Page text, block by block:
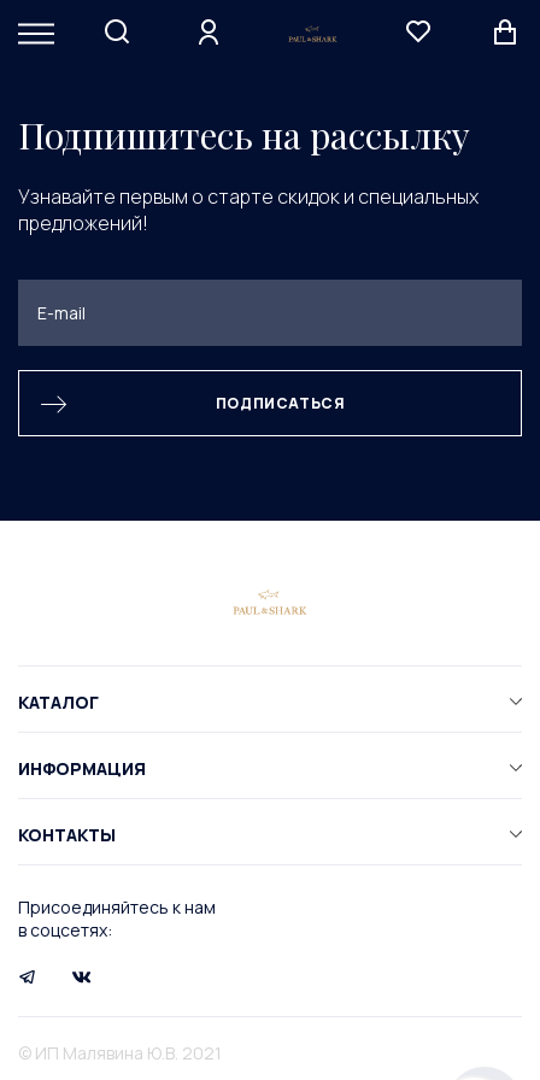
Элемент не найден
Подпишитесь на рассылку
Узнавайте первым о старте скидок и специальных
предложений!
ПОДПИСАТЬСЯ
Присоединяйтесь к нам
в соцсетях:
КАТАЛОГ
ИНФОРМАЦИЯ
КОНТАКТЫ
© ИП Малявина Ю.В. 2021